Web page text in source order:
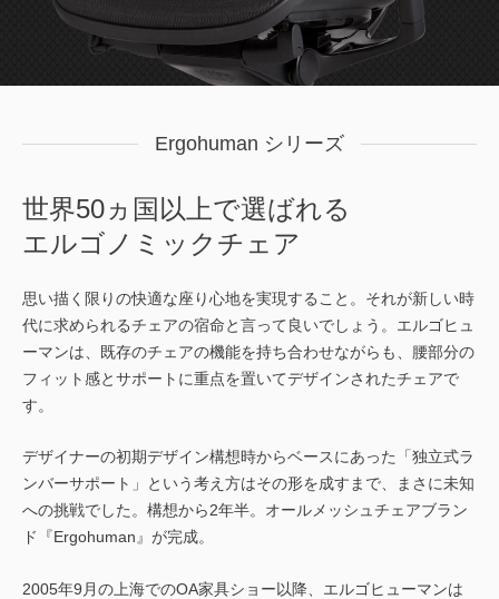
Ergohuman シリーズ
世界50ヵ国以上で選ばれる
エルゴノミックチェア
思い描く限りの快適な座り心地を実現すること。それが新しい時
代に求められるチェアの宿命と言って良いでしょう。エルゴヒュ
ーマンは、既存のチェアの機能を持ち合わせながらも、腰部分の
フィット感とサポートに重点を置いてデザインされたチェアで
す。
デザイナーの初期デザイン構想時からベースにあった「独立式ラ
ンバーサポート」という考え方はその形を成すまで、まさに未知
への挑戦でした。構想から2年半。オールメッシュチェアブラン
ド『Ergohuman』が完成。
2005年9月の上海でのOA家具ショー以降、エルゴヒューマンは